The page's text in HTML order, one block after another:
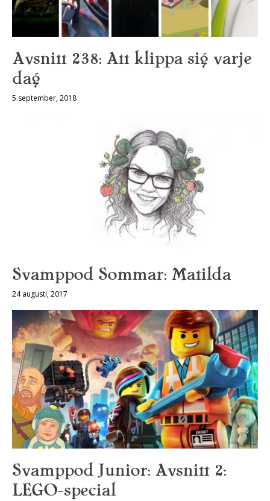
Avsnitt 238: Att klippa sig varje
dag
5 september, 2018
Svamppod Sommar: Matilda
24 augusti, 2017
Svamppod Junior: Avsnitt 2:
LEGO-special